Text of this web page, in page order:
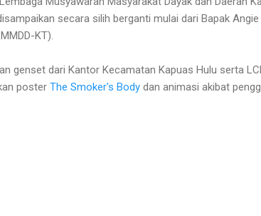
secara silih berganti mulai dari Bapak
KT).
genset dari Kantor Kecamatan Kapuas Hulu serta
poster The Smoker's Body dan animasi akibat